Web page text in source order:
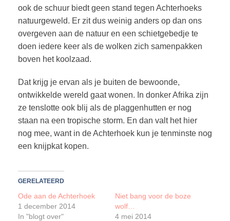
ook de schuur biedt geen stand tegen Achterhoeks
natuurgeweld. Er zit dus weinig anders op dan ons
overgeven aan de natuur en een schietgebedje te
doen iedere keer als de wolken zich samenpakken
boven het koolzaad.
Dat krijg je ervan als je buiten de bewoonde,
ontwikkelde wereld gaat wonen. In donker Afrika zijn
ze tenslotte ook blij als de plaggenhutten er nog
staan na een tropische storm. En dan valt het hier
nog mee, want in de Achterhoek kun je tenminste nog
een knijpkat kopen.
GERELATEERD
Ode aan de Achterhoek
1 december 2014
In "blogt over"
Niet bang voor de boze
wolf…
4 mei 2014